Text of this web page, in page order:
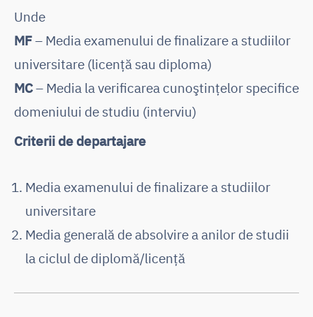
Unde
MF– Media examenului de finalizare a studiilor
universitare (licență sau diploma)
MC– Media la verificarea cunoştinţelor specifice
domeniului de studiu (interviu)
Criterii de departajare
Media examenului de finalizare a studiilor
universitare
Media generală de absolvire a anilor de studii
la ciclul de diplomă/licență